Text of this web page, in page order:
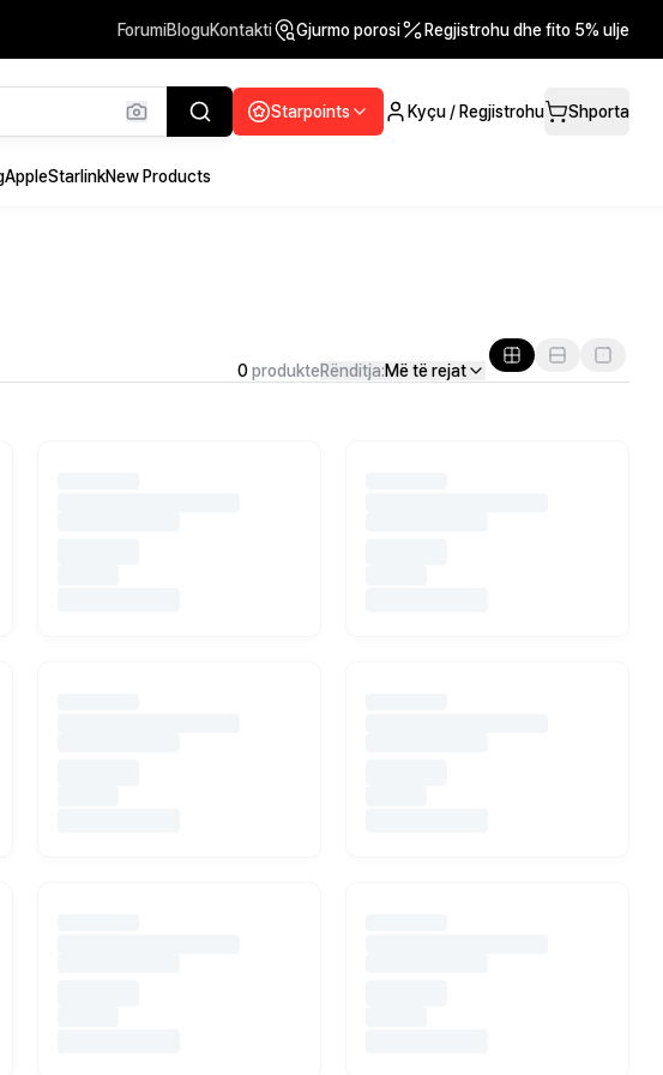
ForumiBloguKontakti Gjurmo porosi Regjistrohu dhe fito 5% ulje
Starpoints Kyçu / Regjistrohu Shporta
AppleStarlinkNew Products
0produkteRënditja:Më të rejat